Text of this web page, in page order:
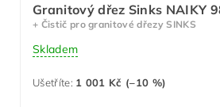
Granitový dřez Sinks NAIKY
+ Čistič pro granitové dřezy SINKS
Skladem
Ušetříte: 1 001 Kč (–10 %)